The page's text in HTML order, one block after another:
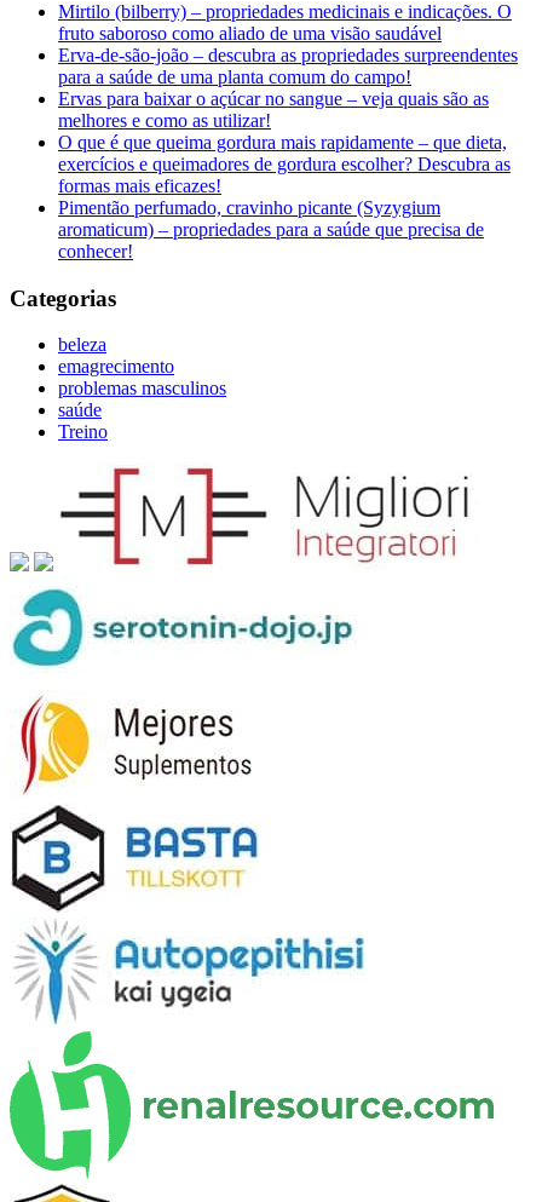
Mirtilo (bilberry) – propriedades medicinais e indicações. O
fruto saboroso como aliado de uma visão saudável
Erva-de-são-joão – descubra as propriedades surpreendentes
para a saúde de uma planta comum do campo!
Ervas para baixar o açúcar no sangue – veja quais são as
melhores e como as utilizar!
O que é que queima gordura mais rapidamente – que dieta,
exercícios e queimadores de gordura escolher? Descubra as
formas mais eficazes!
Pimentão perfumado, cravinho picante (Syzygium
aromaticum) – propriedades para a saúde que precisa de
conhecer!
Categorias
beleza
emagrecimento
problemas masculinos
saúde
Treino